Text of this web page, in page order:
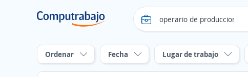
Ordenar Fecha Lugar de trabajo